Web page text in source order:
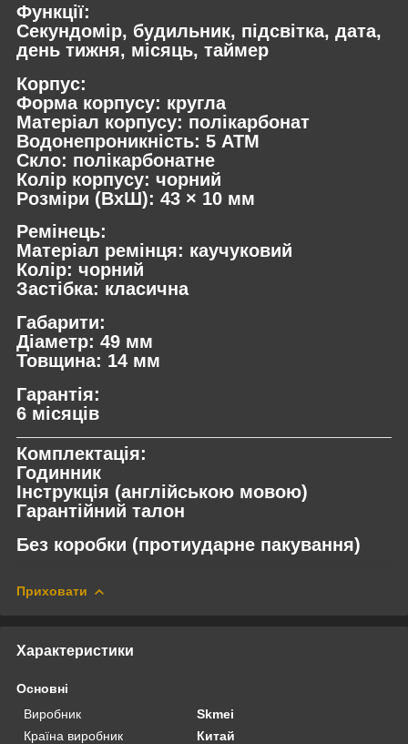
Функції:
Секундомір, будильник, підсвітка, дата,
день тижня, місяць, таймер
Корпус:
Форма корпусу: кругла
Матеріал корпусу: полікарбонат
Водонепроникність: 5 ATM
Скло: полікарбонатне
Колір корпусу: чорний
Розміри (ВхШ): 43 × 10 мм
Ремінець:
Матеріал ремінця: каучуковий
Колір: чорний
Застібка: класична
Габарити:
Діаметр: 49 мм
Товщина: 14 мм
Гарантія:
6 місяців
Комплектація:
Годинник
Інструкція (англійською мовою)
Гарантійний талон
Без коробки (протиударне пакування)
Приховати
Характеристики
Основні
Виробник
Skmei
Країна виробник
Китай